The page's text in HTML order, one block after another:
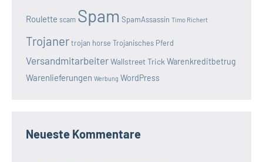
Roulette scam Spam SpamAssassin Timo Richert
Trojanertrojan horse Trojanisches Pferd
VersandmitarbeiterWallstreet Trick Warenkreditbetrug
Warenlieferungen Werbung WordPress
Neueste Kommentare